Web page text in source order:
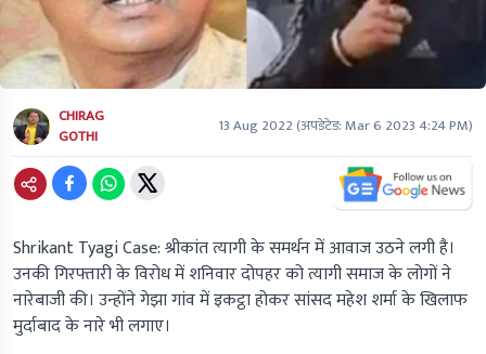
CHIRAG
GOTHI
13 Aug 2022(अपडेटेड:Mar 6 2023 4:24 PM)
Shrikant Tyagi Case:श्रीकांत त्यागी के समर्थन में आवाज उठने लगी है।
उनकी गिरफ्तारी के विरोध में शनिवार दोपहर को त्यागी समाज के लोगों ने
नारेबाजी की। उन्होंने गेझा गांव में इकट्ठा होकर सांसद महेश शर्मा के खिलाफ
मुर्दाबाद के नारे भी लगाए।